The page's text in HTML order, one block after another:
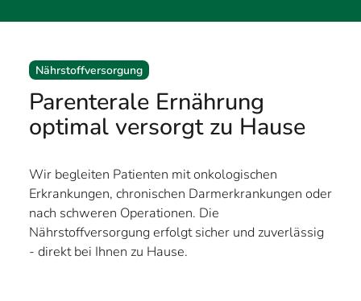
Nährstoffversorgung
Parenterale Ernährung
optimal versorgt zu Hause
Wir begleiten Patienten mit onkologischen
Erkrankungen, chronischen Darmerkrankungen oder
nach schweren Operationen. Die
Nährstoffversorgung erfolgt sicher und zuverlässig
- direkt bei Ihnen zu Hause.